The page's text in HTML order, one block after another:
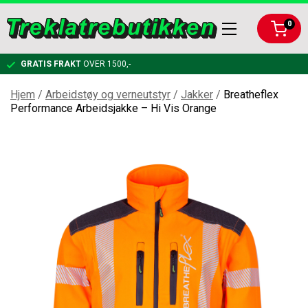
0
KARABINERE OG KOBLINGER
TAUBREMS OG KLATRESYSTEMER
KLATRETAU
SELER OG TILBEHØR
KOBLINGER OG KARABINER TIL RIGGING
NEDFIRINGSBREMSER
ARBEIDSTØY OG VERNEUTSTYR
FØRSTEHJELPSPAKKE
HJELM
BESKJÆRING
HÅNDSAG
BAGGER, LYKTER, FELLINGSUTSTYR
GRATIS FRAKT OVER 1500,-
Hjem / Arbeidstøy og verneutstyr / Jakker / Breatheflex
Performance Arbeidsjakke – Hi Vis Orange